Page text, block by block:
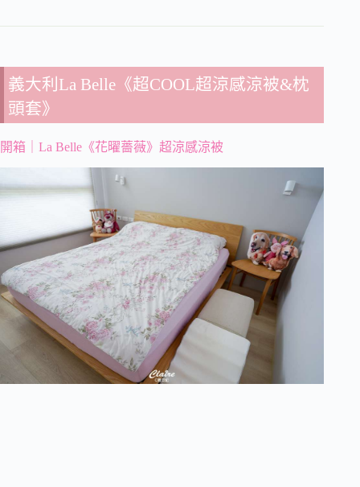
義大利La Belle《超COOL超涼感涼被&枕
頭套》
開箱｜La Belle《花曜薔薇》超涼感涼被